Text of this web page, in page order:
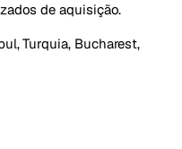
de aquisição.
Turquia, Bucharest,